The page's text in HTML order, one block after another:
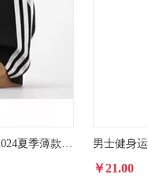
美式高街条纹速干冰丝裤子男2024夏季薄款伞兵工装裤高个子运动裤
￥21.00